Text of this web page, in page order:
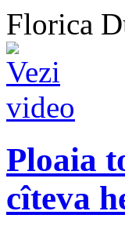
Florica
Ploaia
cîteva